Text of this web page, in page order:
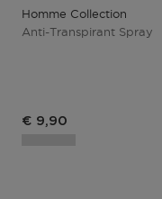
Homme Collection
Anti-Transpirant Spray
€ 9,90